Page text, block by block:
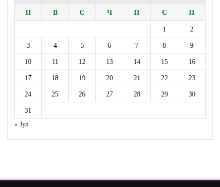
П В С Ч П С Н
1 2
3 4 5 6 7 8 9
10 11 12 13 14 15 16
17 18 19 20 21 22 23
24 25 26 27 28 29 30
31
« Јул